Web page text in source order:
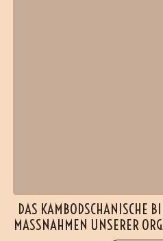
DAS KAMBODSCHANISCHE
MASSNAHMEN UNSERER